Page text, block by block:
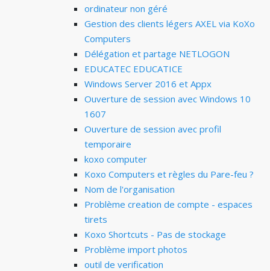
ordinateur non géré
Gestion des clients légers AXEL via KoXo
Computers
Délégation et partage NETLOGON
EDUCATEC EDUCATICE
Windows Server 2016 et Appx
Ouverture de session avec Windows 10
1607
Ouverture de session avec profil
temporaire
koxo computer
Koxo Computers et règles du Pare-feu ?
Nom de l'organisation
Problème creation de compte - espaces
tirets
Koxo Shortcuts - Pas de stockage
Problème import photos
outil de verification